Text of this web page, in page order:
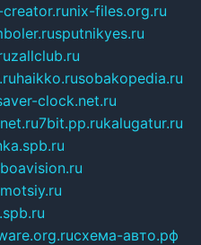
nix-files.org.ru
sputnikyes.ru
zallclub.ru
haikko.rusobakopedia.ru
clock.net.ru
7bit.pp.rukalugatur.ru
схема-авто.рф